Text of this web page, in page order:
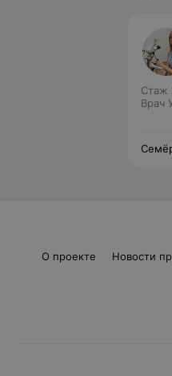
Стаж
Врач
О проекте Новости